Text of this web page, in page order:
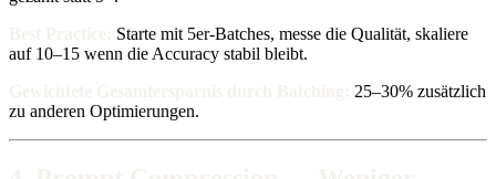
Starte mit 5er-Batches, messe die Qualität, skaliere
auf 10–15 wenn die Accuracy stabil bleibt.
25–30% zusätzlich
zu anderen Optimierungen.